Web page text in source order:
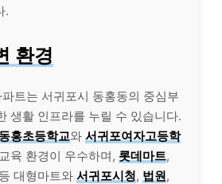
.
환경
트는 서귀포시 동홍동의 중심부
생활 인프라를 누릴 수 있습니다.
동홍초등학교와 서귀포여자고등학
육 환경이 우수하며, 롯데마트,
등 대형마트와 서귀포시청, 법원,